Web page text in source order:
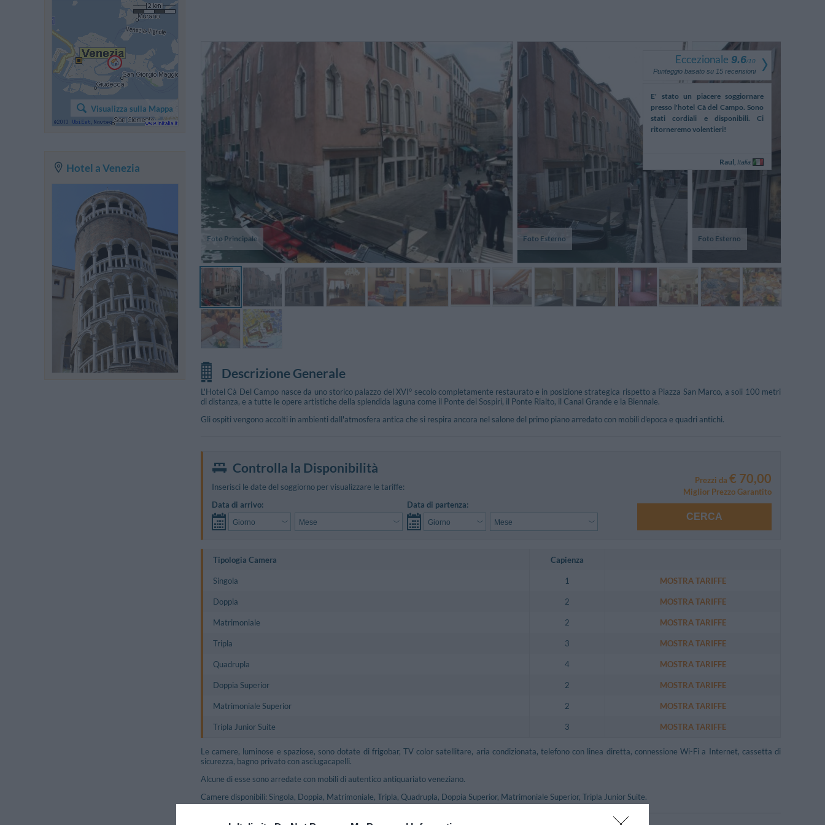
Foto Principale Foto Esterno Foto Esterno
Eccezionale 9.6/10
Punteggio basato su 15 recensioni
vaporetto all'albergo. Nessuna
Giuseppe,
Das Hotel hat eine Top Lage, nur
ca. 5. Minuten zum Markusplatz.
Bei den Temperaturen um die 38
Grad in Venedig, haben wir die...
Horst U. Elfi, Germania
Nous sommes arrivés tard le soir
vers 23 heures et il nous a fallu plus
d'une heure pour trouver l'hôtel;
Lussemburgo
E' stato un piacere soggiornare
presso l'hotel Cà del Campo. Sono
stati cordiali e disponibili. Ci
ritorneremo volentieri!
Raul, Italia
Descrizione Generale
L'Hotel Cà Del Campo nasce da uno storico palazzo del XVI° secolo completamente restaurato e in posizione strategica rispetto a Piazza San Marco, a soli 100 metri
di distanza, e a tutte le opere artistiche della splendida laguna come il Ponte dei Sospiri, il Ponte Rialto, il Canal Grande e la Biennale.
Gli ospiti vengono accolti in ambienti dall'atmosfera antica che si respira ancora nel salone del primo piano arredato con mobili d'epoca e quadri antichi.
Controlla la Disponibilità
Inserisci le date del soggiorno per visualizzare le tariffe:
Data di arrivo:
Data di partenza:
Prezzi da € 70,00
Miglior Prezzo Garantito
CERCA
Tipologia Camera Capienza
Singola 1 MOSTRA TARIFFE
Doppia 2 MOSTRA TARIFFE
Matrimoniale 2 MOSTRA TARIFFE
Tripla 3 MOSTRA TARIFFE
Quadrupla 4 MOSTRA TARIFFE
Doppia Superior 2 MOSTRA TARIFFE
Matrimoniale Superior 2 MOSTRA TARIFFE
Tripla Junior Suite 3 MOSTRA TARIFFE
Le camere, luminose e spaziose, sono dotate di frigobar, TV color satellitare, aria condizionata, telefono con linea diretta, connessione Wi-Fi a Internet, cassetta di
sicurezza, bagno privato con asciugacapelli.
Alcune di esse sono arredate con mobili di autentico antiquariato veneziano.
Camere disponibili: Singola, Doppia, Matrimoniale, Tripla, Quadrupla, Doppia Superior, Matrimoniale Superior, Tripla Junior Suite.
Visualizza sulla Mappa
Hotel a Venezia